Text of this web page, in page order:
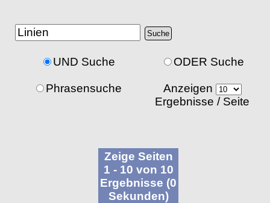
UND Suche
Phrasensuche
ODER Suche
Anzeigen
Ergebnisse / Seite
Zeige Seiten
1 - 10 von 10
Ergebnisse (0
Sekunden)